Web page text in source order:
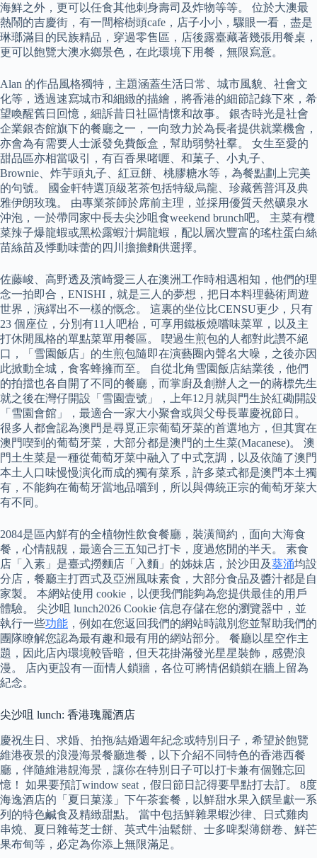
海鮮之外，更可以任食其他刺身壽司及炸物等等。 位於大澳最
熱鬧的吉慶街，有一間榕樹頭cafe，店子小小，驟眼一看，盡是
琳瑯滿目的民族精品，穿過零售區，店後露臺藏著幾張用餐桌，
更可以飽覽大澳水鄉景色，在此環境下用餐，無限寫意。
Alan 的作品風格獨特，主題涵蓋生活日常、城市風貌、社會文
化等，透過速寫城市和細緻的描繪，將香港的細節記錄下來，希
望喚醒舊日回憶，細訴昔日社區情懷和故事。 銀杏時光是社會
企業銀杏館旗下的餐廳之一，一向致力於為長者提供就業機會，
亦會為有需要人士派發免費飯盒，幫助弱勢社羣。 女生至愛的
甜品區亦相當吸引，有百香果啫喱、和菓子、小丸子、
Brownie、炸芋頭丸子、紅豆餅、桃膠糖水等，為餐點劃上完美
的句號。 國金軒特選頂級茗茶包括特級烏龍、珍藏舊普洱及典
雅伊朗玫瑰。 由專業茶師於席前主理，並採用優質天然礦泉水
沖泡，一於帶同家中長去尖沙咀食weekend brunch吧。 主菜有欖
菜辣子爆龍蝦或黑松露蝦汁焗龍蝦，配以層次豐富的瑤柱蛋白絲
苗絲苗及悸動味蕾的四川擔擔麵供選擇。
佐藤峻、高野透及濱崎愛三人在澳洲工作時相遇相知，他們的理
念一拍即合，ENISHI，就是三人的夢想，把日本料理藝術周遊
世界，演繹出不一樣的慨念。 這裏的坐位比CENSU更少，只有
23 個座位，分別有11人吧枱，可享用鐵板燒嚐味菜單，以及主
打休閒風格的單點菜單用餐區。 喫過生煎包的人都對此讚不絕
口，「雪園飯店」的生煎包隨即在演藝圈內聲名大噪，之後亦因
此掀動全城，食客蜂擁而至。 自從北角雪園飯店結業後，他們
的拍擋也各自開了不同的餐廳，而掌廚及創辦人之一的蔣標先生
就之後在灣仔開設「雪園壹號」，上年12月就與門生於紅磡開設
「雪園會館」，最適合一家大小聚會或與父母長輩慶祝節日。
很多人都會認為澳門是尋覓正宗葡萄牙菜的首選地方，但其實在
澳門喫到的葡萄牙菜，大部分都是澳門的土生菜(Macanese)。 澳
門土生菜是一種從葡萄牙菜中融入了中式烹調，以及依隨了澳門
本土人口味慢慢演化而成的獨有菜系，許多菜式都是澳門本土獨
有，不能夠在葡萄牙當地品嚐到，所以與傳統正宗的葡萄牙菜大
有不同。
2084是區內鮮有的全植物性飲食餐廳，裝潢簡約，面向大海食
餐，心情靚靚，最適合三五知己打卡，度過悠閒的半天。 素食
店「入素」是臺式撈麵店「入麵」的姊妹店，於沙田及葵涌均設
分店，餐廳主打西式及亞洲風味素食，大部分食品及醬汁都是自
家製。 本網站使用 cookie，以便我們能夠為您提供最佳的用戶
體驗。 尖沙咀 lunch2026 Cookie 信息存儲在您的瀏覽器中，並
執行一些功能 ，例如在您返回我們的網站時識別您並幫助我們的
團隊瞭解您認為最有趣和最有用的網站部分。 餐廳以星空作主
題，因此店內環境較昏暗，但天花掛滿發光星星裝飾，感覺浪
漫。 店內更設有一面情人鎖牆，各位可將情侶鎖鎖在牆上留為
紀念。
尖沙咀 lunch: 香港瑰麗酒店
慶祝生日、求婚、拍拖/結婚週年紀念或特別日子，希望於飽覽
維港夜景的浪漫海景餐廳進餐，以下介紹不同特色的香港西餐
廳，伴隨維港靚海景，讓你在特別日子可以打卡兼有個難忘回
憶！ 如果要預訂window seat，假日節日記得要早點打去訂。 8度
海逸酒店的「夏日菓漾」下午茶套餐，以鮮甜水果入饌呈獻一系
列的特色鹹食及精緻甜點。 當中包括鮮雜果蝦沙律、日式雞肉
串燒、夏日雜莓芝士餅、英式牛油鬆餅、士多啤梨薄餅卷、鮮芒
果布甸等，必定為你添上無限滿足。